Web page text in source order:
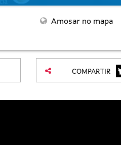
Amosar no mapa
COMPARTIR